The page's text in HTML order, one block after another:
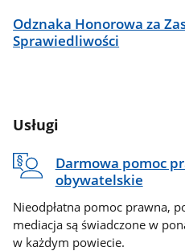
Odznaka Honorowa za
Sprawiedliwości
Usługi
Darmowa pomoc
obywatelskie
Nieodpłatna pomoc prawna,
mediacja są świadczone w
w każdym powiecie.